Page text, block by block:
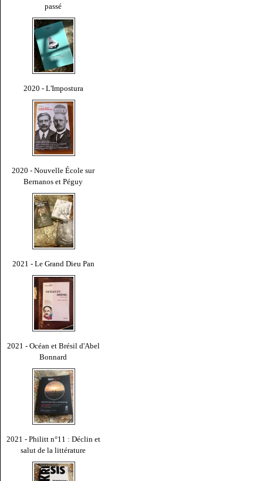
passé
2020 - L'Impostura
2020 - Nouvelle École sur
Bernanos et Péguy
2021 - Le Grand Dieu Pan
2021 - Océan et Brésil d'Abel
Bonnard
2021 - Philitt n°11 : Déclin et
salut de la littérature